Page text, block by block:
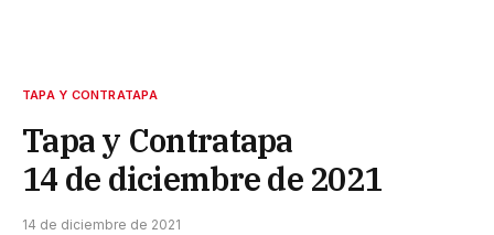
TAPA Y CONTRATAPA
Tapa y Contratapa
14 de diciembre de 2021
14 de diciembre de 2021